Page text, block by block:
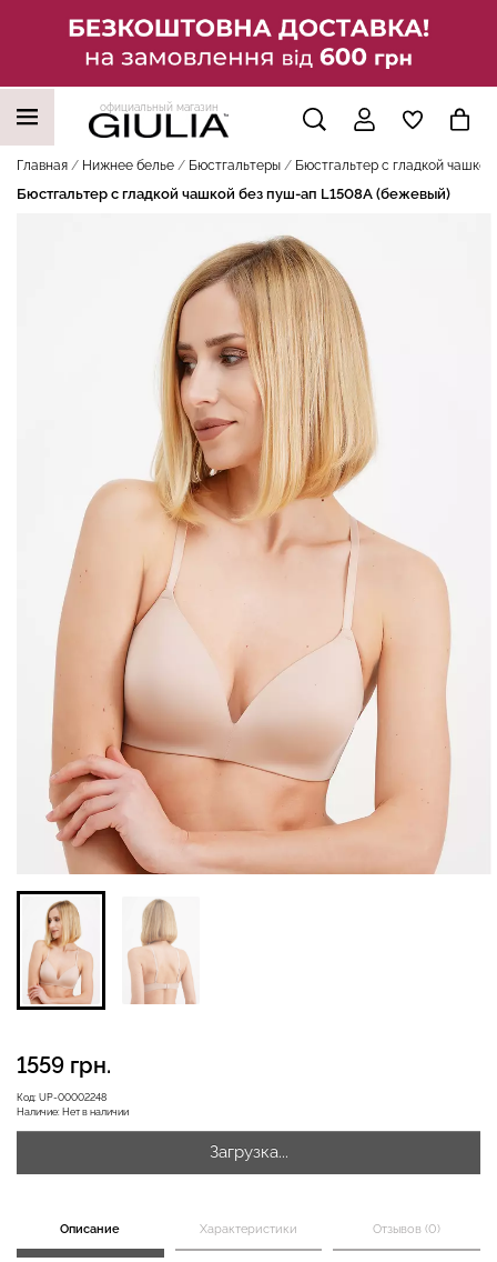
официальный магазин
Главная Нижнее белье Бюстгальтеры Бюстгальтер с гладкой
Бюстгальтер с гладкой чашкой без пуш-ап L1508A (бежевый)
Код: UP-00002248
Наличие: Нет в наличии
1559 грн.
Загрузка...
Описание Характеристики Отзывов (0)
НАШИ ТРЕНДОВЫЕ ТОВАРЫ
Бесшовные леггинсы из
микрофибры LEGGINGS
02 (черный) Giulia
552 грн.
789 грн.
Велосипедки с высокой
талией TRACKS 01
(черный) Giulia
384 грн.
549 грн.
Бесшовные леггинсы
LEGGINGS (черный) Giulia